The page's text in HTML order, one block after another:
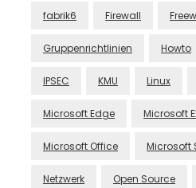
fabrik6 Firewall
Gruppenrichtlinien Howto
IPSEC KMU Linux
Microsoft Edge Microsoft
Microsoft Office Microsoft
Netzwerk Open Source